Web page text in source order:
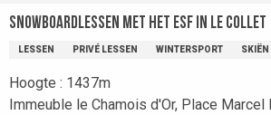
Snowboardlessen met het ESF in Le Collet
LESSEN PRIVÉ LESSEN WINTERSPORT SKIËN
Hoogte : 1437m
Immeuble le Chamois d'Or, Place Marcel